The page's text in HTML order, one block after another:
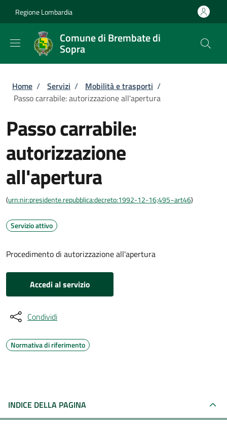
Regione Lombardia
Comune di Brembate di
Sopra
Briciole di pane
Home / Servizi / Mobilità e trasporti /
Passo carrabile: autorizzazione all'apertura
Passo carrabile:
autorizzazione
all'apertura
(urn:nir:presidente.repubblica:decreto:1992-12-16;495~art46)
Servizio attivo
Procedimento di autorizzazione all'apertura
Accedi al servizio
Condividi
Normativa di riferimento
INDICE DELLA PAGINA